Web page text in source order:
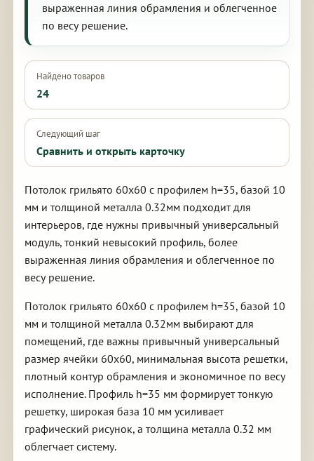
выраженная линия обрамления и облегченное
по весу решение.
Найдено товаров
24
Следующий шаг
Сравнить и открыть карточку
Потолок грильято 60х60 с профилем h=35, базой 10
мм и толщиной металла 0.32мм подходит для
интерьеров, где нужны привычный универсальный
модуль, тонкий невысокий профиль, более
выраженная линия обрамления и облегченное по
весу решение.
Потолок грильято 60х60 с профилем h=35, базой 10
мм и толщиной металла 0.32мм выбирают для
помещений, где важны привычный универсальный
размер ячейки 60х60, минимальная высота решетки,
плотный контур обрамления и экономичное по весу
исполнение. Профиль h=35 мм формирует тонкую
решетку, широкая база 10 мм усиливает
графический рисунок, а толщина металла 0.32 мм
облегчает систему.